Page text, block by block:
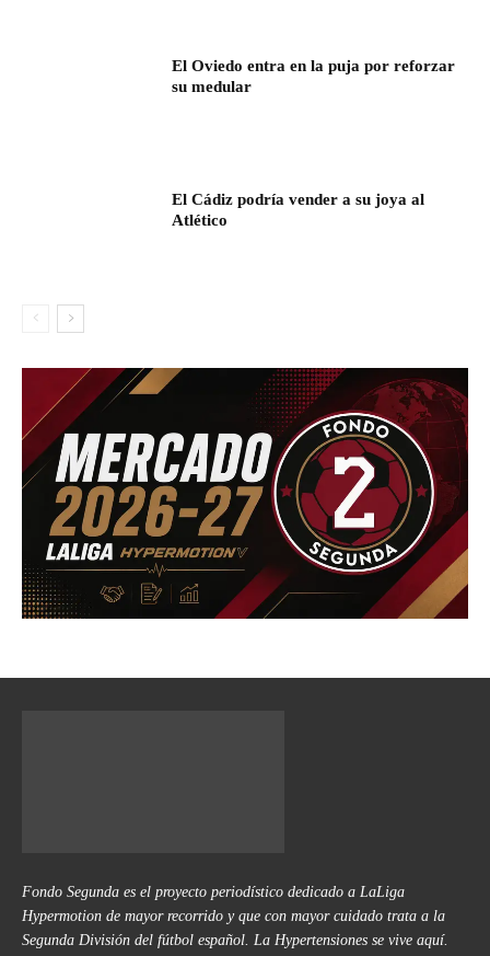
El Oviedo entra en la puja por reforzar
su medular
El Cádiz podría vender a su joya al
Atlético
Fondo Segunda es el proyecto periodístico dedicado a LaLiga
Hypermotion de mayor recorrido y que con mayor cuidado trata a la
Segunda División del fútbol español. La Hypertensiones se vive aquí.